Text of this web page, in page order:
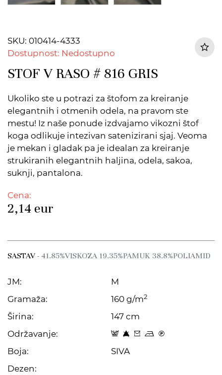
SKU: 010414-4333
Dostupnost: Nedostupno
STOF V RASO # 816 GRIS
Ukoliko ste u potrazi za štofom za kreiranje
elegantnih i otmenih odela, na pravom ste
mestu! Iz naše ponude izdvajamo vikozni štof
koga odlikuje intezivan satenizirani sjaj. Veoma
je mekan i gladak pa je idealan za kreiranje
strukiranih elegantnih haljina, odela, sakoa,
suknji, pantalona.
Cena:
2,14 eur
SASTAV- 41.85%VISKOZA 19.35%PAMUK 38.8%POLIAMID
JM:
M
Gramaža:
160 g/m2
Širina:
147 cm
Održavanje:
4 8 c o C
Boja:
SIVA
Dezen: